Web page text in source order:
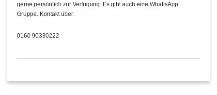
gerne persönlich zur Verfügung. Es gibt auch eine WhattsApp
Gruppe. Kontakt über:
0160 90330222